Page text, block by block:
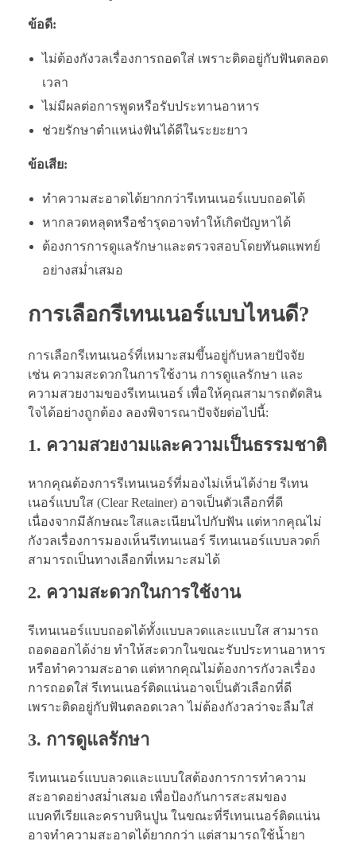
ข้อดี:
ไม่ต้องกังวลเรื่องการถอดใส่ เพราะติดอยู่กับฟันตลอด
เวลา
ไม่มีผลต่อการพูดหรือรับประทานอาหาร
ช่วยรักษาตำแหน่งฟันได้ดีในระยะยาว
ข้อเสีย:
ทำความสะอาดได้ยากกว่ารีเทนเนอร์แบบถอดได้
หากลวดหลุดหรือชำรุดอาจทำให้เกิดปัญหาได้
ต้องการการดูแลรักษาและตรวจสอบโดยทันตแพทย์
อย่างสม่ำเสมอ
การเลือกรีเทนเนอร์แบบไหนดี?
การเลือกรีเทนเนอร์ที่เหมาะสมขึ้นอยู่กับหลายปัจจัย
เช่น ความสะดวกในการใช้งาน การดูแลรักษา และ
ความสวยงามของรีเทนเนอร์ เพื่อให้คุณสามารถตัดสิน
ใจได้อย่างถูกต้อง ลองพิจารณาปัจจัยต่อไปนี้:
1. ความสวยงามและความเป็นธรรมชาติ
หากคุณต้องการรีเทนเนอร์ที่มองไม่เห็นได้ง่าย รีเทน
เนอร์แบบใส (Clear Retainer) อาจเป็นตัวเลือกที่ดี
เนื่องจากมีลักษณะใสและเนียนไปกับฟัน แต่หากคุณไม่
กังวลเรื่องการมองเห็นรีเทนเนอร์ รีเทนเนอร์แบบลวดก็
สามารถเป็นทางเลือกที่เหมาะสมได้
2. ความสะดวกในการใช้งาน
รีเทนเนอร์แบบถอดได้ทั้งแบบลวดและแบบใส สามารถ
ถอดออกได้ง่าย ทำให้สะดวกในขณะรับประทานอาหาร
หรือทำความสะอาด แต่หากคุณไม่ต้องการกังวลเรื่อง
การถอดใส่ รีเทนเนอร์ติดแน่นอาจเป็นตัวเลือกที่ดี
เพราะติดอยู่กับฟันตลอดเวลา ไม่ต้องกังวลว่าจะลืมใส่
3. การดูแลรักษา
รีเทนเนอร์แบบลวดและแบบใสต้องการการทำความ
สะอาดอย่างสม่ำเสมอ เพื่อป้องกันการสะสมของ
แบคทีเรียและคราบหินปูน ในขณะที่รีเทนเนอร์ติดแน่น
อาจทำความสะอาดได้ยากกว่า แต่สามารถใช้น้ำยา